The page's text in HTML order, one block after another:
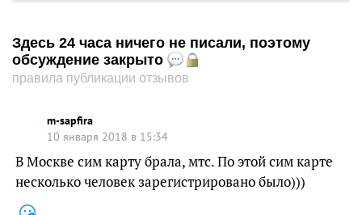
Здесь 24 часа ничего не писали, поэтому
обсуждение закрыто
правила публикации отзывов
m-sapfira
10 января 2018 в 15:34
В Москве сим карту брала, мтс. По этой сим карте
несколько человек зарегистрировано было)))